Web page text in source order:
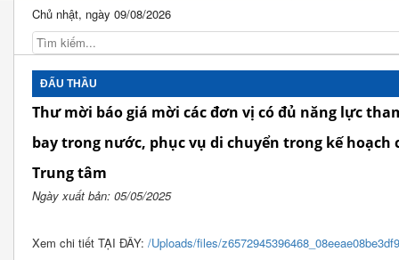
Chủ nhật, ngày 09/08/2026
ĐẤU THẦU
Thư mời báo giá mời các đơn vị có đủ năng lực
bay trong nước, phục vụ di chuyển trong kế hoạch
Trung tâm
Ngày xuất bản: 05/05/2025
Xem chi tiết TẠI ĐÂY: /Uploads/files/